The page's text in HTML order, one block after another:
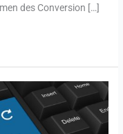
des Conversion […]